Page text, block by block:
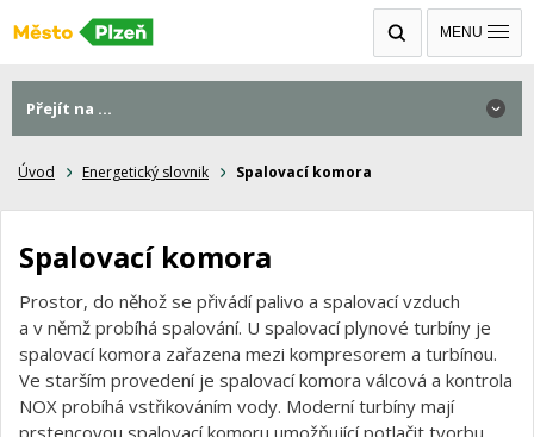
MENU
Úvod Energetický slovnik Spalovací komora
Spalovací komora
Prostor, do něhož se přivádí palivo a spalovací vzduch
a v němž probíhá spalování. U spalovací plynové turbíny je
spalovací komora zařazena mezi kompresorem a turbínou.
Ve starším provedení je spalovací komora válcová a kontrola
NOX probíhá vstřikováním vody. Moderní turbíny mají
prstencovou spalovací komoru umožňující potlačit tvorbu
Přejít na ...